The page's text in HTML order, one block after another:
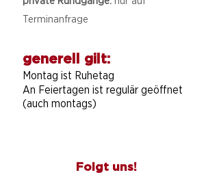
Terminanfrage
generell gilt:
Montag ist Ruhetag
An Feiertagen ist regulär geöffnet
(auch montags)
Folgt uns!